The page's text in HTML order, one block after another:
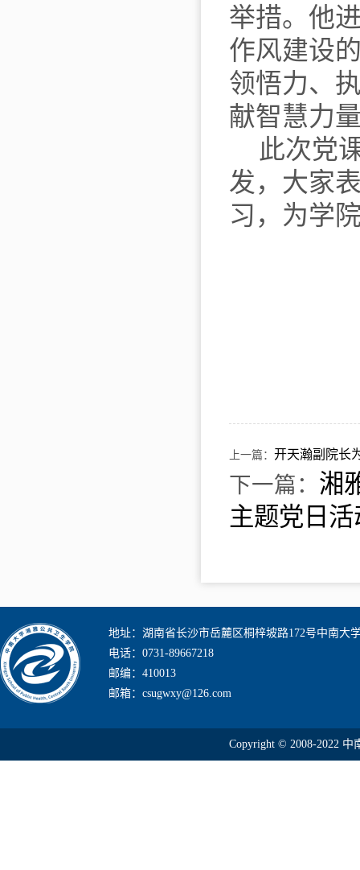
举措。他
作风建设
领悟力、
献智慧力
此次党
发，大家
习，为学
上一篇： 开天瀚副院长
下一篇： 湘
主题党日
地址：湖南省长沙市岳麓区桐梓坡路172号中南大
电话：0731-89667218
邮编：410013
邮箱：csugwxy@126.com
Copyright © 2008-2022 中